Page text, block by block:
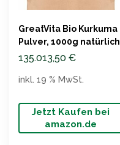
GreatVita Bio Kurkuma
Pulver, 1000g natürlich
135.013,50 €
Jetzt Kaufen bei
amazon.de
inkl. 19 % MwSt.